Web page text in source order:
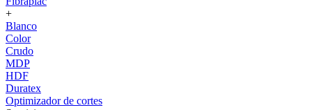
+
Blanco
Color
Crudo
MDP
HDF
Duratex
Optimizador de cortes